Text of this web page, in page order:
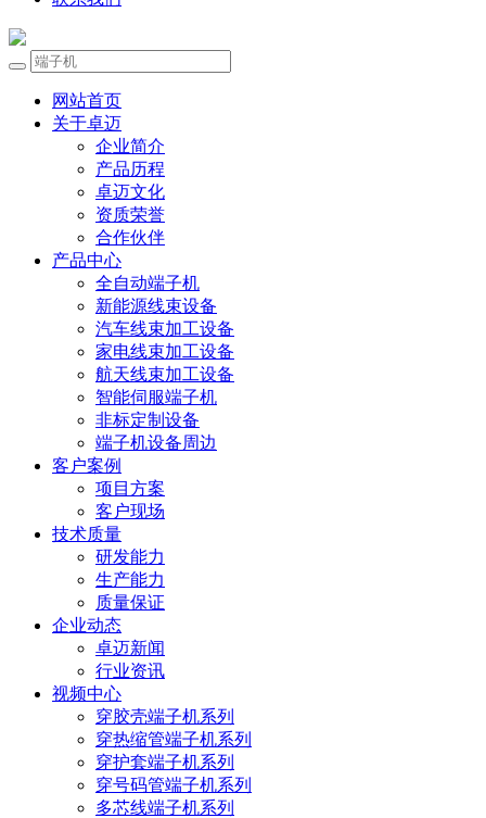
网站首页
关于卓迈
企业简介
产品历程
卓迈文化
资质荣誉
合作伙伴
产品中心
全自动端子机
新能源线束设备
汽车线束加工设备
家电线束加工设备
航天线束加工设备
智能伺服端子机
非标定制设备
端子机设备周边
客户案例
项目方案
客户现场
技术质量
研发能力
生产能力
质量保证
企业动态
卓迈新闻
行业资讯
视频中心
穿胶壳端子机系列
穿热缩管端子机系列
穿护套端子机系列
穿号码管端子机系列
多芯线端子机系列